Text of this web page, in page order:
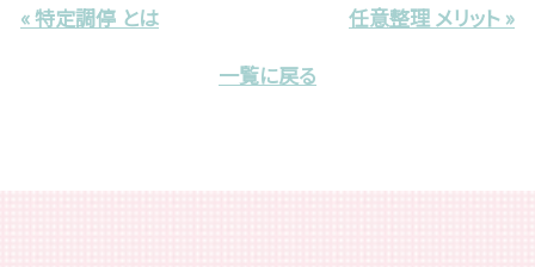
« 特定調停 とは
任意整理 メリット »
一覧に戻る